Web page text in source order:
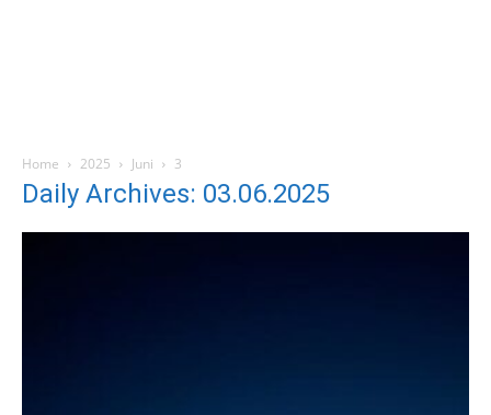
Home 2025 Juni 3
Daily Archives: 03.06.2025